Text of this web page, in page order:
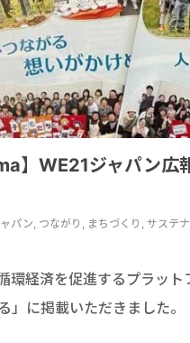
】WE21ジャパン広
パン, つながり, まちづくり, サステ
環経済を促進するプラッ
」に掲載いただきました。